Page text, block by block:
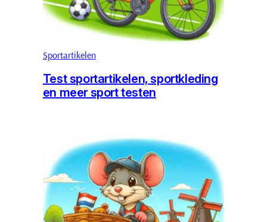
Sportartikelen
Test sportartikelen, sportkleding
en meer sport testen